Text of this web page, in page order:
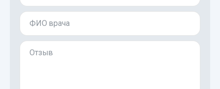
ФИО врача
Отзыв